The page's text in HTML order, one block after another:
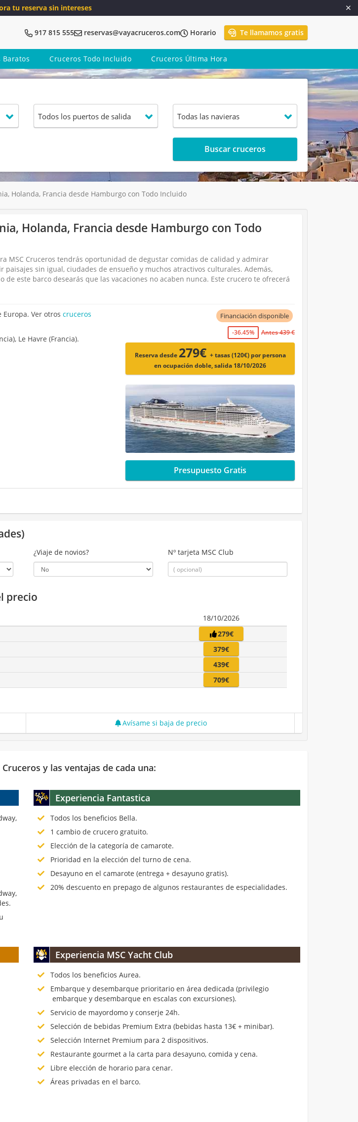
tu reserva sin intereses
917 815 555 reservas@vayacruceros.com Horario Te llamamos gratis
Baratos Cruceros Todo Incluido Cruceros Última Hora
Buscar cruceros
Holanda, Francia desde Hamburgo con Todo Incluido
Holanda, Francia desde Hamburgo con Todo
MSC Cruceros tendrás oportunidad de degustar comidas de calidad y admirar
sin igual, ciudades de ensueño y muchos atractivos culturales. Además,
este barco desearás que las vacaciones no acaben nunca. Este crucero te ofrecerá
Europa. Ver otroscruceros
Le Havre (Francia).
Financiación disponible
-36.45% Antes 439 €
Reserva desde 279€ + tasas (120€) por persona
en ocupación doble, salida 18/10/2026
Presupuesto Gratis
¿Viaje de novios? Nº tarjeta MSC Club
precio
18/10/2026
279€
379€
439€
709€
Avísame si baja de precio
y las ventajas de cada una:
Experiencia Fantastica
Todos los beneficios Bella.
1 cambio de crucero gratuito.
Elección de la categoría de camarote.
Prioridad en la elección del turno de cena.
Desayuno en el camarote (entrega + desayuno gratis).
20% descuento en prepago de algunos restaurantes de especialidades.
Experiencia MSC Yacht Club
Todos los beneficios Aurea.
Embarque y desembarque prioritario en área dedicada (privilegio
embarque y desembarque en escalas con excursiones).
Servicio de mayordomo y conserje 24h.
Selección de bebidas Premium Extra (bebidas hasta 13€ + minibar).
Selección Internet Premium para 2 dispositivos.
Restaurante gourmet a la carta para desayuno, comida y cena.
Libre elección de horario para cenar.
Áreas privadas en el barco.